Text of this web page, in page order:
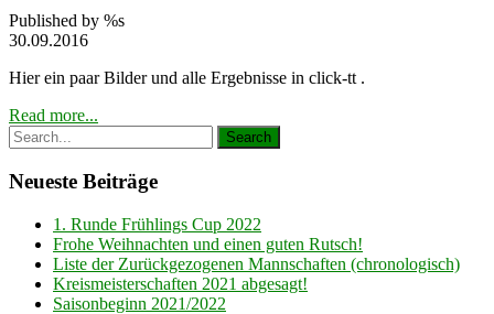
Published by %s
30.09.2016
Hier ein paar Bilder und alle Ergebnisse in click-tt .
Read more...
Neueste Beiträge
1. Runde Frühlings Cup 2022
Frohe Weihnachten und einen guten Rutsch!
Liste der Zurückgezogenen Mannschaften (chronologisch)
Kreismeisterschaften 2021 abgesagt!
Saisonbeginn 2021/2022